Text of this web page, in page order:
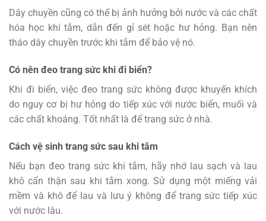
Dây chuyền cũng có thể bị ảnh hưởng bởi nước và các chất
hóa học khi tắm, dẫn đến gỉ sét hoặc hư hỏng. Bạn nên
tháo dây chuyền trước khi tắm để bảo vệ nó.
Có nên đeo trang sức khi đi biển?
Khi đi biển, việc đeo trang sức không được khuyến khích
do nguy cơ bị hư hỏng do tiếp xúc với nước biển, muối và
các chất khoáng. Tốt nhất là để trang sức ở nhà.
Cách vệ sinh trang sức sau khi tắm
Nếu bạn đeo trang sức khi tắm, hãy nhớ lau sạch và lau
khô cẩn thận sau khi tắm xong. Sử dụng một miếng vải
mềm và khô để lau và lưu ý không để trang sức tiếp xúc
với nước lâu.